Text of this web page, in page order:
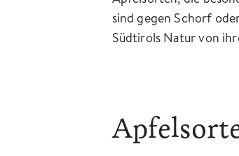
sind gegen Schorf
Südtirols Natur von